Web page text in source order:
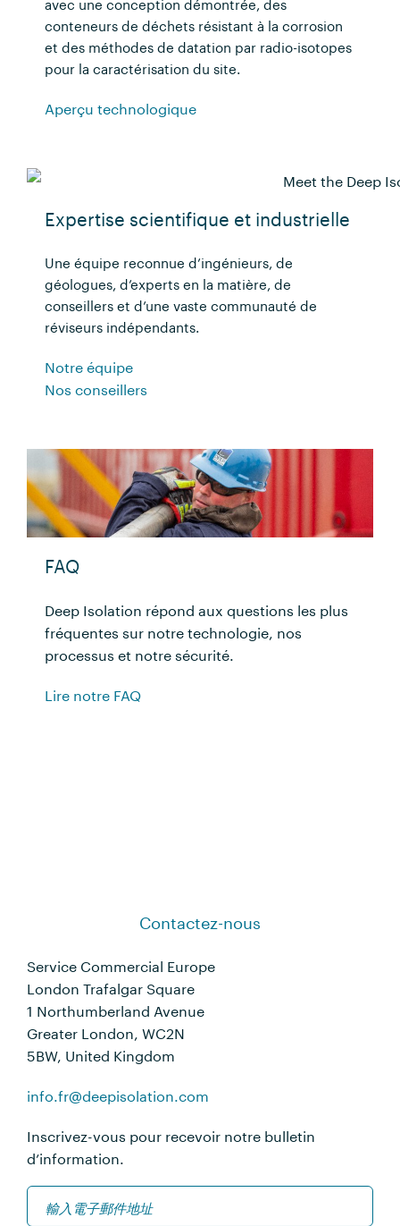
conteneurs de déchets résistant à la corrosion
et des méthodes de datation par radio-isotopes
pour la caractérisation du site.
Aperçu technologique
Expertise scientifique et industrielle
Une équipe reconnue d’ingénieurs, de
géologues, d’experts en la matière, de
conseillers et d’une vaste communauté de
réviseurs indépendants.
Notre équipe
Nos conseillers
FAQ
Deep Isolation répond aux questions les plus
fréquentes sur notre technologie, nos
processus et notre sécurité.
Lire notre FAQ
Contactez-nous
Service Commercial Europe
London Trafalgar Square
1 Northumberland Avenue
Greater London, WC2N
5BW, United Kingdom
info.fr@deepisolation.com
Inscrivez-vous pour recevoir notre bulletin
d’information.